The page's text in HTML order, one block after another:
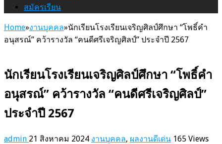
สมัครเรียน
Home»งานบุคคล»นักเรียนโรงเรียนเจริญศิลป์ศึกษา “โพธิ์คำ
อนุสรณ์” คว้ารางวัล “คนดีศรีเจริญศิลป์” ประจำปี 2567
นักเรียนโรงเรียนเจริญศิลป์ศึกษา “โพธิ์คำ
อนุสรณ์” คว้ารางวัล “คนดีศรีเจริญศิลป์”
ประจำปี 2567
admin 21 สิงหาคม 2024 งานบุคคล, ผลงานดีเด่น 165 Views